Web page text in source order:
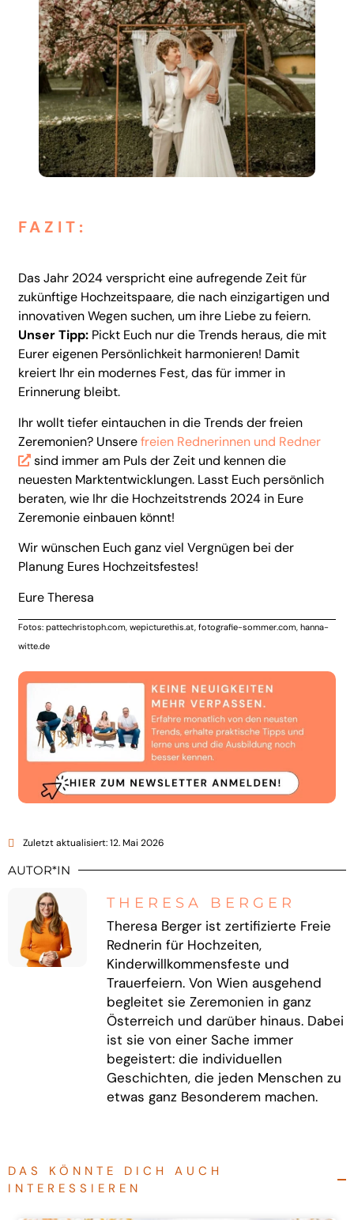
FAZIT:
Das Jahr 2024 verspricht eine aufregende Zeit für
zukünftige Hochzeitspaare, die nach einzigartigen und
innovativen Wegen suchen, um ihre Liebe zu feiern.
Unser Tipp:Pickt Euch nur die Trends heraus, die mit
Eurer eigenen Persönlichkeit harmonieren! Damit
kreiert Ihr ein modernes Fest, das für immer in
Erinnerung bleibt.
Ihr wollt tiefer eintauchen in die Trends der freien
Zeremonien? Unserefreien Rednerinnen und Redner
sind immer am Puls der Zeit und kennen die
neuesten Marktentwicklungen. Lasst Euch persönlich
beraten, wie Ihr die Hochzeitstrends 2024 in Eure
Zeremonie einbauen könnt!
Wir wünschen Euch ganz viel Vergnügen bei der
Planung Eures Hochzeitsfestes!
Eure Theresa
Fotos: pattechristoph.com, wepicturethis.at, fotografie-sommer.com, hanna-
witte.de
Zuletzt aktualisiert: 12. Mai 2026
AUTOR*IN
THERESA BERGER
Theresa Berger ist zertifizierte Freie
Rednerin für Hochzeiten,
Kinderwillkommensfeste und
Trauerfeiern. Von Wien ausgehend
begleitet sie Zeremonien in ganz
Österreich und darüber hinaus. Dabei
ist sie von einer Sache immer
begeistert: die individuellen
Geschichten, die jeden Menschen zu
etwas ganz Besonderem machen.
DAS KÖNNTE DICH AUCH
INTERESSIEREN